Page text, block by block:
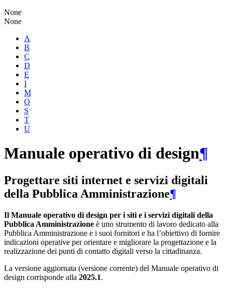
None
None
A
B
C
D
E
I
M
O
S
T
U
Manuale operativo di design¶
Progettare siti internet e servizi digitali
della Pubblica Amministrazione¶
Il Manuale operativo di design per i siti e i servizi digitali della
Pubblica Amministrazione è uno strumento di lavoro dedicato alla
Pubblica Amministrazione e i suoi fornitori e ha l’obiettivo di fornire
indicazioni operative per orientare e migliorare la progettazione e la
realizzazione dei punti di contatto digitali verso la cittadinanza.
La versione aggiornata (versione corrente) del Manuale operativo di
design corrisponde alla 2025.1.